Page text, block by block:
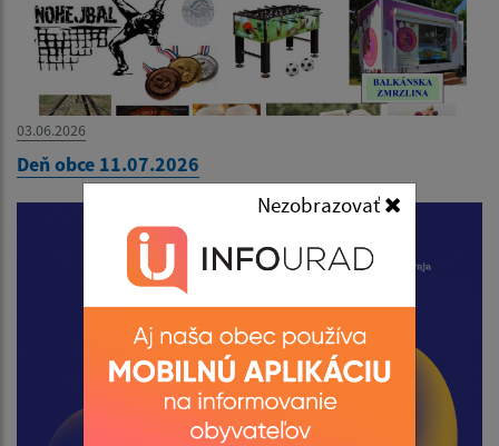
03.06.2026
Deň obce 11.07.2026
Nezobrazovať